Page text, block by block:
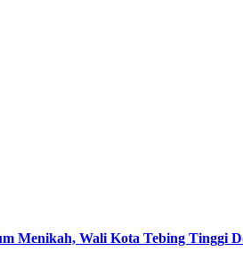
Menikah, Wali Kota Tebing Tinggi